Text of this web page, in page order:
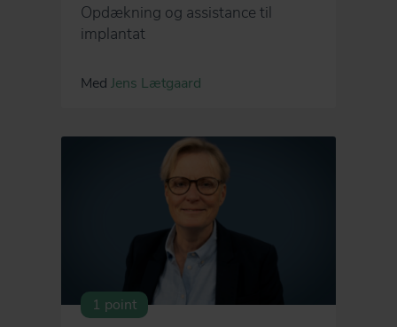
Opdækning og assistance til
implantat
Med Jens Lætgaard
1 point